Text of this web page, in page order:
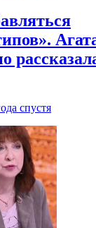
спустя